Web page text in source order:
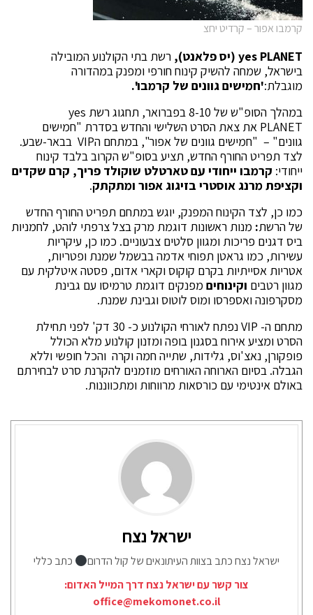
קרמבו אפור – קרדיט יחצ
yes PLANET(יס פלאנט),רשת בתי הקולנוע המובילה
בישראל, שמחה להשיק קינוח חורפי ומפנק במהדורה
מוגבלת:'חמישים גוונים של קרמבו'.
במהלך הסופ"ש של 8-10 בפברואר, תחגוג רשת yes
PLANET את צאת הסרט השלישי והחדש בסדרת "חמישים
גוונים" – "חמישים גוונים של אפור", במתחם הVIP בבאר-שבע.
לצד תפריט החורף החדש, תציע בסופ"ש הקרוב בלבד קינוח
ייחודי: קרמבו ייחודי עם טארטלט שוקולד פריך, קרם שקדים
וקציפת מרנג אוסטרי בזיגוג אפור ומתקתק.
כמו כן, לצד הקינוח המפנק, יוגש במתחם תפריט החורף החדש
של הרשת: מנות ראשונות דוגמת מרק בצל צרפתי לוהט, לחמניות
ביס דגנים פריכות ומגוון סלטים צבעוניים. כמו כן, עיקריות
עשירות, כמו גראטן תפוחי אדמה בבשמל שמנת ופטריות,
אטריות אסייתיות בקרם קוקוס וקארי אדום, פסטה איטלקית עם
מגוון רטבים וקינוחיםמפנקים דוגמת טרמיסו עם גבינת
מסקרפונה ואספרסו ומוס לוטוס וגבינת שמנת.
מתחם ה- VIP נפתח לאורחי הקולנוע כ- 30 דק' לפני תחילת
הסרט ומציע אירוח בסגנון בופה ומזנון קולנוע מלא הכולל
פופקורן, נאצ'וס, גלידות, שתייה חמה וקרה והכל חופשי וללא
הגבלה. בסיום הארוחה האורחים מוזמנים להקרנת סרט לבחירתם
באולם אינטימי עם כורסאות מרווחות ומתכווננות.
ישראל נצח
ישראל נצח כתב בצוות העיתונאים של קול הדרום
כתב כללי
צור קשר עם ישראל נצח דרך המייל האדום:
office@mekomonet.co.il